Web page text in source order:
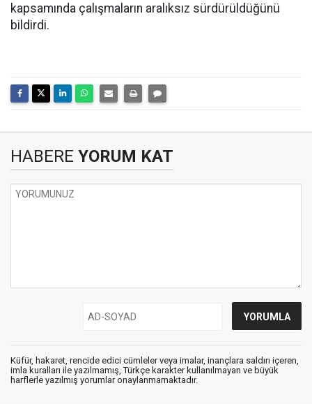
kapsamında çalışmaların aralıksız sürdürüldüğünü
bildirdi.
HABERE YORUM KAT
Küfür, hakaret, rencide edici cümleler veya imalar, inançlara saldırı içeren,
imla kuralları ile yazılmamış, Türkçe karakter kullanılmayan ve büyük
harflerle yazılmış yorumlar onaylanmamaktadır.